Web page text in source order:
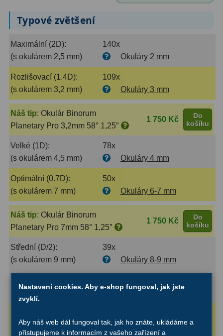
Komponenty78
Okulárové výtahy44
Primární zrcadla9
Sekundární zrcadla6
Adaptéry k okulárovým
výtahům8
Pozorovací dalekohledy
Kompaktní3
Turistické9
Pro pozorování přírody a
ornitologie
Monokuláry20
Dárkové1
Binokulární dalekohledy
Astronomické44
Typové zvětšení
Maximální (2D):
140x
(s okulárem 2,5 mm)
Okuláry 2 mm
Rozlišovací (1.4D):
109x
(s okulárem 3,2 mm)
Okuláry 3 mm
Náš tip: Okulár Binorum
Planetary Pro 3,2mm 58° 1,25″
1 750 Kč
Do
košíku
Velké (1D):
78x
(s okulárem 4,5 mm)
Okuláry 4 mm
Optimální (0.7D):
50x
(s okulárem 7 mm)
Okuláry 6-7 mm
Náš tip: Okulár Binorum
Planetary Pro 7mm 58° 1,25″
1 750 Kč
Do
košíku
Střední (D/2):
39x
(s okulárem 9 mm)
Okuláry 8-9 mm
Okuláry 13-15 mm
(s okulárem 28 mm)
Okuláry 21-30 mm
Nastavení cookies. Aby e-shop fungoval, jak jste
zvyklí.
Aby náš web dál fungoval tak, jak ho znáte, ukládáme a
přistupujeme k informacím z vašeho zařízení a